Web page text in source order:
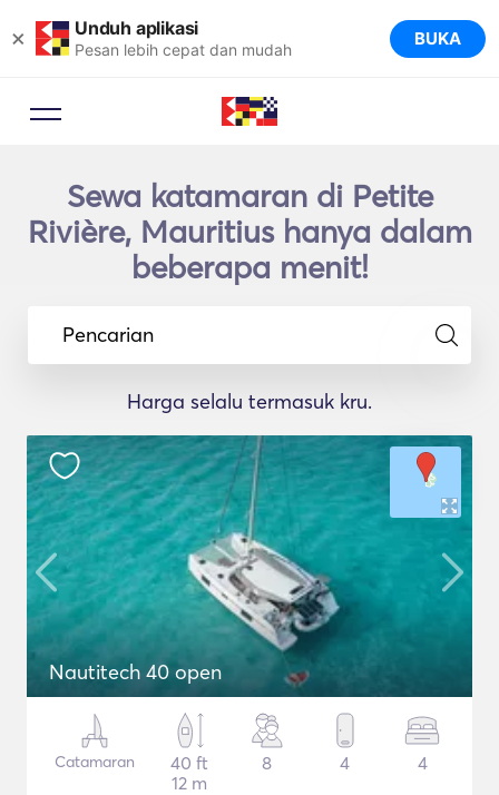
× Unduh aplikasi
Pesan lebih cepat dan mudah BUKA
Sewa katamaran di Petite
Rivière, Mauritius hanya dalam
beberapa menit!
Pencarian
Harga selalu termasuk kru.
Nautitech 40 open
Catamaran
40 ft
12 m
8 4 4